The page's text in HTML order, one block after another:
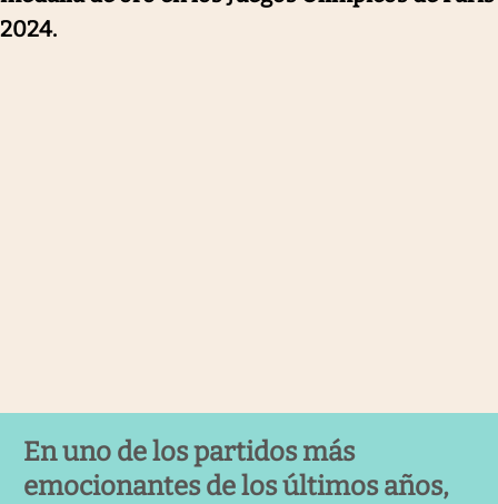
2024.
En uno de los partidos más
emocionantes de los últimos años,